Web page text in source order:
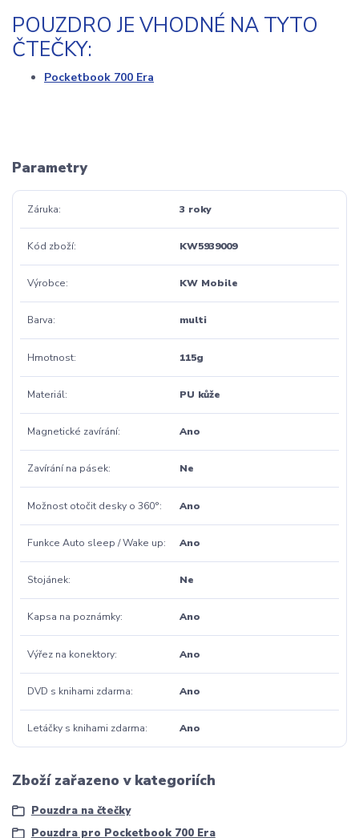
POUZDRO JE VHODNÉ NA TYTO
ČTEČKY:
Pocketbook 700 Era
Parametry
Záruka 3 roky
Kód zboží KW5939009
Výrobce KW Mobile
Barva multi
Hmotnost 115g
Materiál PU kůže
Magnetické zavírání Ano
Zavírání na pásek Ne
Možnost otočit desky o 360° Ano
Funkce Auto sleep / Wake up Ano
Stojánek Ne
Kapsa na poznámky Ano
Výřez na konektory Ano
DVD s knihami zdarma Ano
Letáčky s knihami zdarma Ano
Zboží zařazeno v kategoriích
Pouzdra na čtečky
Pouzdra pro Pocketbook 700 Era